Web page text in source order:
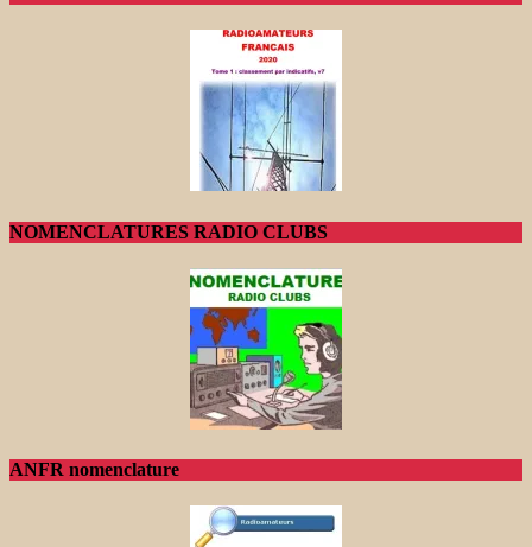
NOMENCLATURES RADIO CLUBS
ANFR nomenclature